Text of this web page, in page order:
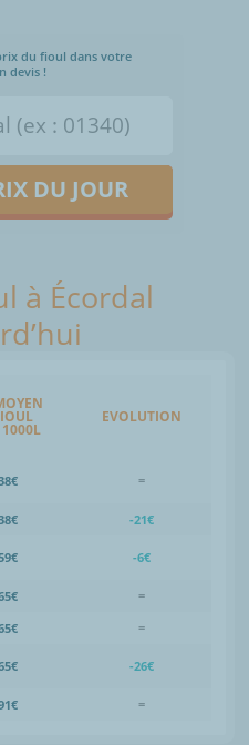
du fioul dans votre
devis !
DU JOUR
à Écordal
1000L
EVOLUTION
=
-21€
-6€
=
=
-26€
=